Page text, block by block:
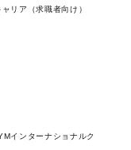
リア（求職者向け）
インターナショナルク